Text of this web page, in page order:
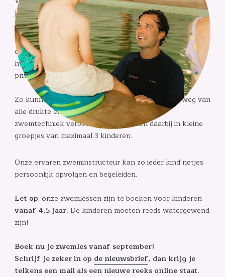
je schoolslag met Mustmove!
Mustmove geeft zwemlessen op diverse fijne locaties,
die speciaal zijn geselecteerd op veiligheid, comfort en
hygiëne. We kiezen daarbij telkens bewust voor
privézwembaden.
Zo kunnen kinderen op een ontspannen manier, weg van
alle drukte en in ideale omstandigheden hun
zwemtechniek verbeteren. We werken daarbij in kleine
groepjes van maximaal 3 kinderen.
Onze ervaren zweminstructeur kan zo ieder kind netjes
persoonlijk opvolgen en begeleiden.
Let op: onze zwemlessen zijn te boeken voor kinderen
vanaf 4,5 jaar. De kinderen moeten reeds watergewend
zijn!
Boek nu je zwemles vanaf september!
Schrijf je zeker in op de nieuwsbrief, dan krijg je
telkens een mail als een nieuwe reeks online staat.